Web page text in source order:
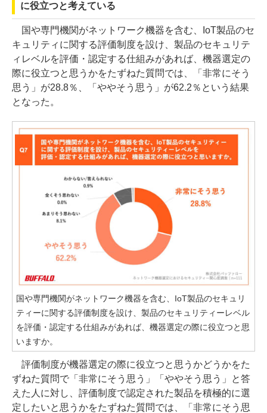
に役立つと考えている
国や専門機関がネットワーク機器を含む、IoT製品のセ
キュリティに関する評価制度を設け、製品のセキュリテ
ィレベルを評価・認定する仕組みがあれば、機器選定の
際に役立つと思うかをたずねた質問では、「非常にそう
思う」が28.8％、「ややそう思う」が62.2％という結果
となった。
国や専門機関がネットワーク機器を含む、IoT製品のセキュリ
ティーに関する評価制度を設け、製品のセキュリティーレベル
を評価・認定する仕組みがあれば、機器選定の際に役立つと思
いますか。
評価制度が機器選定の際に役立つと思うかどうかをた
ずねた質問で「非常にそう思う」「ややそう思う」と答
えた人に対し、評価制度で認定された製品を積極的に選
定したいと思うかをたずねた質問では、「非常にそう思